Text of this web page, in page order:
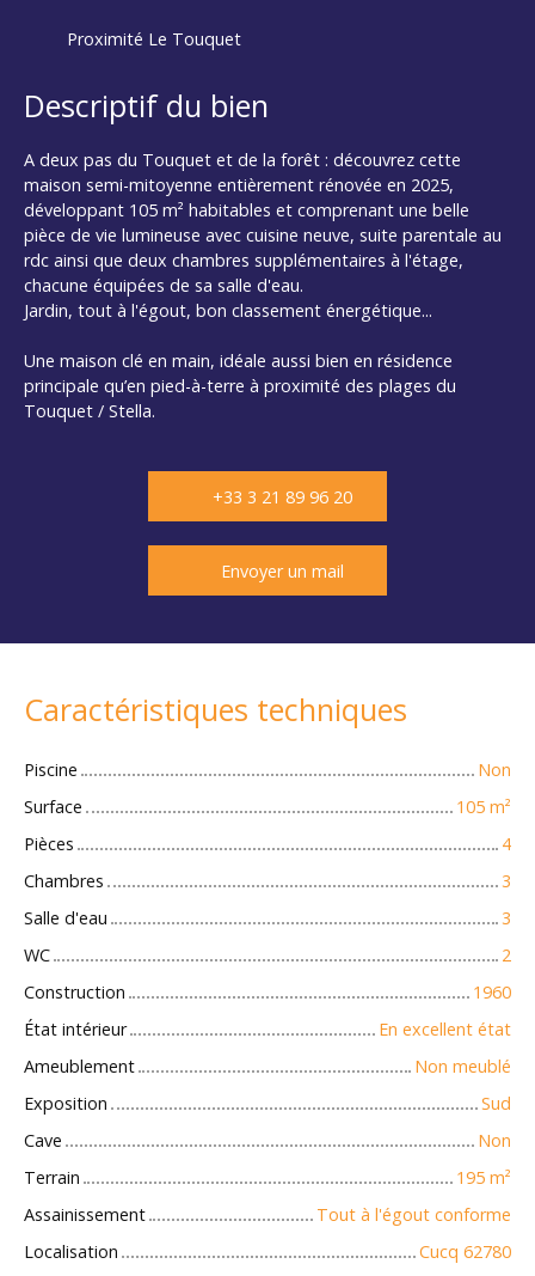
Proximité Le Touquet
Descriptif du bien
A deux pas du Touquet et de la forêt : découvrez cette
maison semi-mitoyenne entièrement rénovée en 2025,
développant 105 m² habitables et comprenant une belle
pièce de vie lumineuse avec cuisine neuve, suite parentale au
rdc ainsi que deux chambres supplémentaires à l'étage,
chacune équipées de sa salle d'eau.
Jardin, tout à l'égout, bon classement énergétique...
Une maison clé en main, idéale aussi bien en résidence
principale qu’en pied-à-terre à proximité des plages du
Touquet / Stella.
+33 3 21 89 96 20
Envoyer un mail
Caractéristiques techniques
Piscine
Non
Surface
105 m²
Pièces
4
Chambres
3
Salle d'eau
3
WC
2
Construction
1960
État intérieur
En excellent état
Ameublement
Non meublé
Exposition
Sud
Cave
Non
Terrain
195 m²
Assainissement
Tout à l'égout conforme
Localisation
Cucq 62780